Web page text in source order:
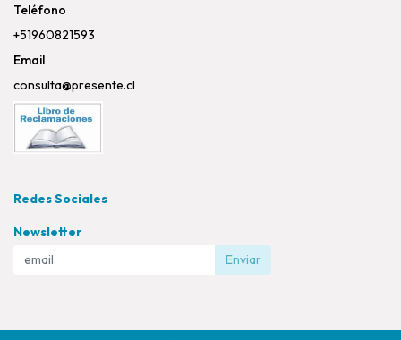
Teléfono
+51960821593
Email
consulta@presente.cl
Redes Sociales
Newsletter
Enviar